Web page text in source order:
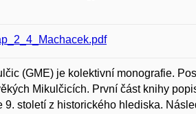
(GME) je kolektivní monografie.
Mikulčicích. První část knihy
9. století z historického hlediska.